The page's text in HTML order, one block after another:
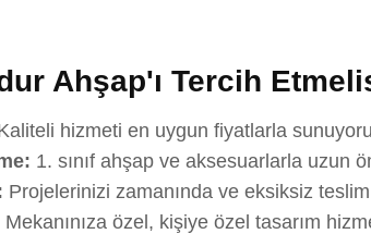
Ahşap'ı Tercih
hizmeti en uygun fiyatlarla
1. sınıf ahşap ve aksesuarlarla uzun
Projelerinizi zamanında ve eksiksiz
Mekanınıza özel, kişiye özel tasarım